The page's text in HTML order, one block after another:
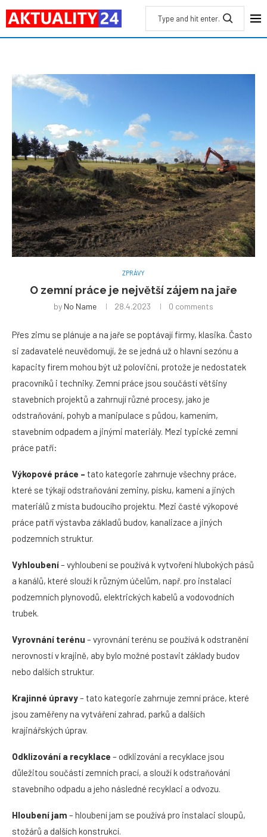
ZPRÁVY
O zemní práce je největší zájem na jaře
by No Name 28.4.2023 0 comments
Přes zimu se plánuje a na jaře se poptávají firmy, klasika. Často
si zadavatelé neuvědomují, že se jedná už o hlavní sezónu a
kapacity firem mohou být už poloviční, protože je nedostatek
pracovníků i techniky. Zemní práce jsou součástí většiny
stavebních projektů a zahrnují různé procesy, jako je
odstraňování, pohyb a manipulace s půdou, kamením,
stavebním odpadem a jinými materiály. Mezi typické zemní
práce patří:
Výkopové práce – tato kategorie zahrnuje všechny práce,
které se týkají odstraňování zeminy, písku, kamení a jiných
materiálů z místa budoucího projektu. Mezi časté výkopové
práce patří výstavba základů budov, kanalizace a jiných
podzemních struktur.
Vyhloubení– vyhloubení se používá k vytvoření hlubokých pásů
a kanálů, které slouží k různým účelům, např. pro instalaci
podzemních plynovodů, elektrických kabelů a vodovodních
trubek.
Vyrovnání terénu – vyrovnání terénu se používá k odstranění
nerovností v krajině, aby bylo možné postavit základy budov
nebo dalších struktur.
Krajinné úpravy– tato kategorie zahrnuje zemní práce, které
jsou zaměřeny na vytváření zahrad, parků a dalších
krajinářských úprav.
Odklizování a recyklace – odklizování a recyklace jsou
důležitou součástí zemních prací, a slouží k odstraňování
stavebního odpadu a jeho následné recyklaci a odvozu.
Hloubení jam – hloubení jam se používá pro instalaci sloupů,
stožárů a dalších konstrukcí.